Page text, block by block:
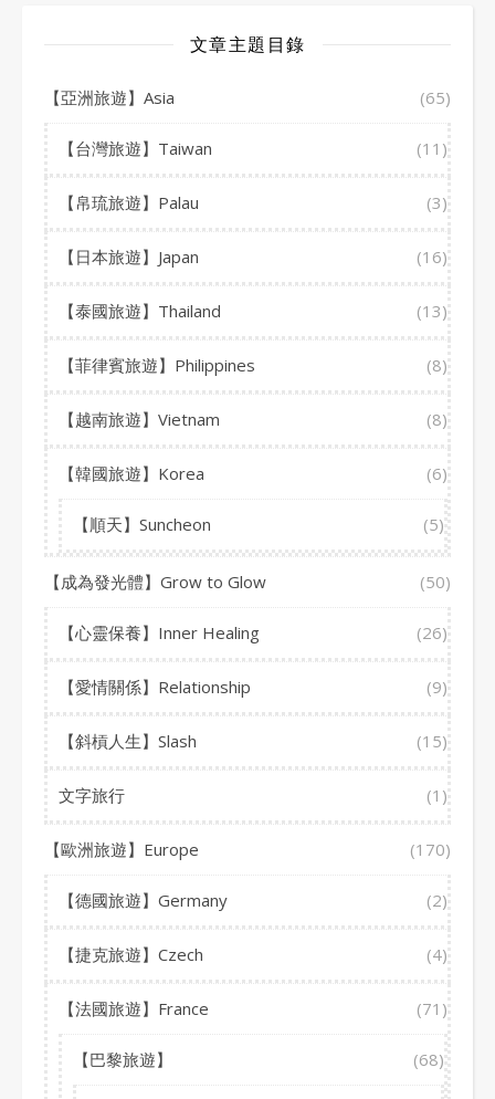
文章主題目錄
【亞洲旅遊】Asia (65)
【台灣旅遊】Taiwan (11)
【帛琉旅遊】Palau (3)
【日本旅遊】Japan (16)
【泰國旅遊】Thailand (13)
【菲律賓旅遊】Philippines (8)
【越南旅遊】Vietnam (8)
【韓國旅遊】Korea (6)
【順天】Suncheon (5)
【成為發光體】Grow to Glow (50)
【心靈保養】Inner Healing (26)
【愛情關係】Relationship (9)
【斜槓人生】Slash (15)
文字旅行 (1)
【歐洲旅遊】Europe (170)
【德國旅遊】Germany (2)
【捷克旅遊】Czech (4)
【法國旅遊】France (71)
【巴黎旅遊】 (68)